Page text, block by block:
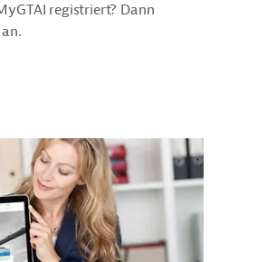
registriert? Dann